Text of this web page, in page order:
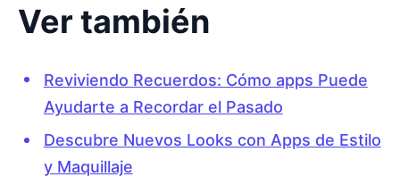
Ver también
Reviviendo Recuerdos: Cómo apps Puede
Ayudarte a Recordar el Pasado
Descubre Nuevos Looks con Apps de Estilo
y Maquillaje